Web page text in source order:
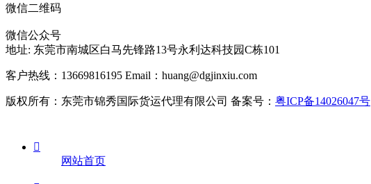
微信二维码
微信公众号
地址: 东莞市南城区白马先锋路13号永利达科技园C栋101
客户热线：13669816195 Email：huang@dgjinxiu.com
版权所有：东莞市锦秀国际货运代理有限公司 备案号： 粤ICP备14026047号

网站首页